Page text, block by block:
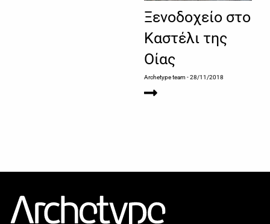
Ξενοδοχείο στο
Καστέλι της
Οίας
Archetype team- 28/11/2018